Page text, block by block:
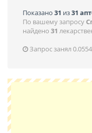
Показано 31 из31
По вашему запросу
найдено 31
Запрос занял